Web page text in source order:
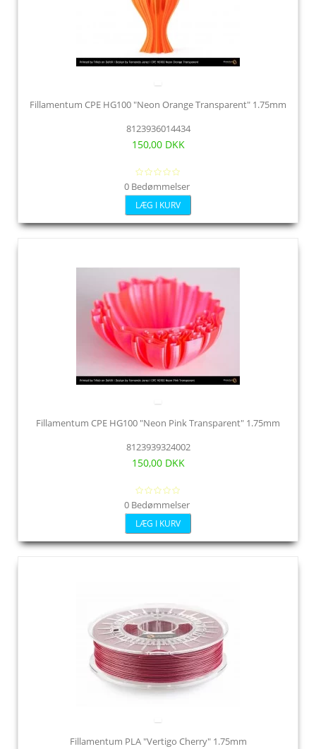
Fillamentum CPE HG100 "Neon Orange Transparent" 1.75mm
8123936014434
150,00 DKK
0 Bedømmelser
LÆG I KURV
Fillamentum CPE HG100 "Neon Pink Transparent" 1.75mm
8123939324002
150,00 DKK
0 Bedømmelser
LÆG I KURV
Fillamentum PLA "Vertigo Cherry" 1.75mm